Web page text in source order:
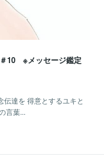
＃10 ※メッセージ鑑定
伝達を 得意とするユキと
言葉...